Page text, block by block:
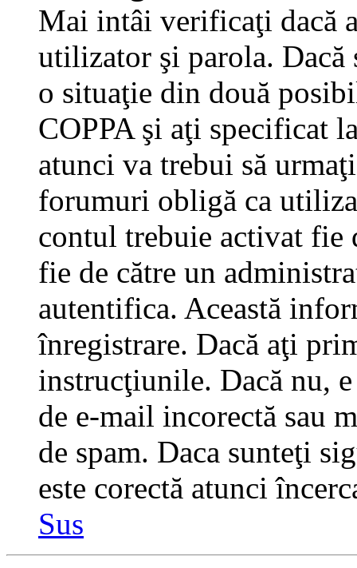
Mai intâi verificaţi dacă
utilizator şi parola. Dacă
o situaţie din două
COPPA şi aţi specificat
atunci va trebui să
forumuri obligă ca
contul trebuie activat fie
fie de către un
autentifica. Această
înregistrare. Dacă aţi
instrucţiunile. Dacă nu,
de e-mail incorectă sau
de spam. Daca sunteţi
este corectă atunci
Sus